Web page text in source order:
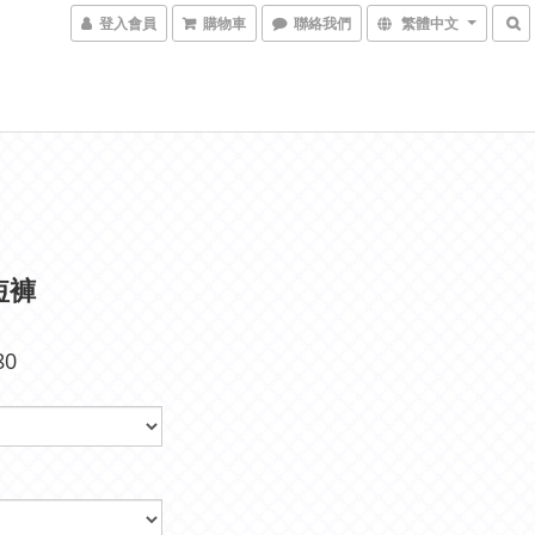
登入會員 購物車 聯絡我們 繁體中文
褲